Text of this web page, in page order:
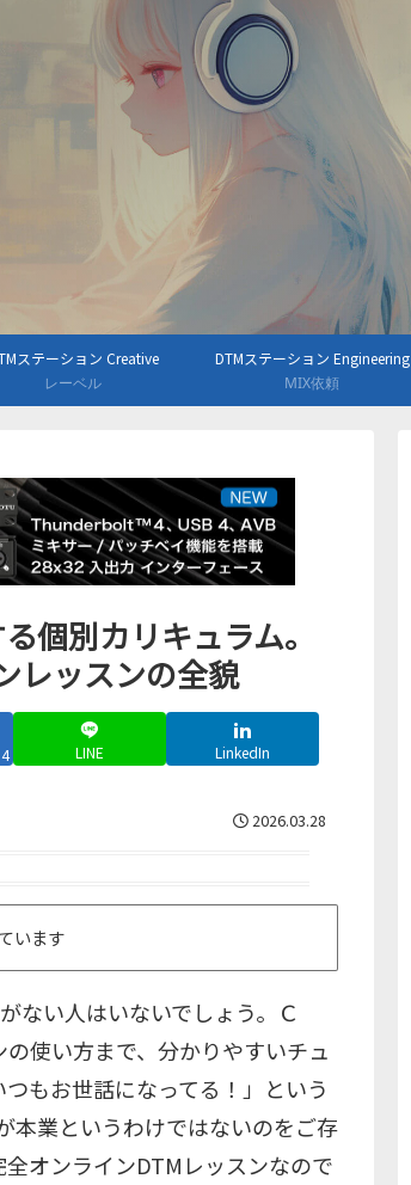
ステーション Creative
レーベル
DTMステーション Engineering
MIX依頼
個別カリキュラム。
レッスンの全貌
4 LINE LinkedIn
2026.03.28
います
ない人はいないでしょう。Ｃ
使い方まで、分かりやすいチュ
もお世話になってる！」という
本業というわけではないのをご存
オンラインDTMレッスンなので